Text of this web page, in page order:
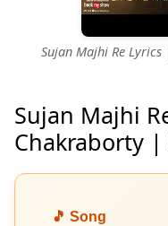
Sujan Majhi Re
Sujan Majhi
Chakraborty
🎵 Song